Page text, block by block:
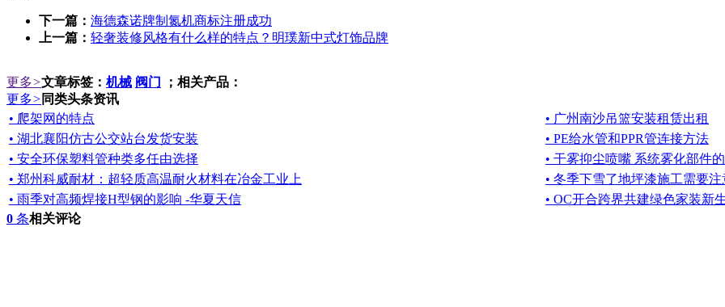
下一篇： 海德森诺牌制氮机商标注册成功
上一篇： 轻奢装修风格有什么样的特点？明璞新中式灯饰品牌
更多>文章标签： 机械 阀门
；相关产品：
更多> 同类头条资讯
• 爬架网的特点
• 广州南沙吊篮安装租赁出租
• 湖北襄阳仿古公交站台发货安装
• PE给水管和PPR管连接方法
• 安全环保塑料管种类多任由选择
• 干雾抑尘喷嘴 系统雾化部件
• 郑州科威耐材：超轻质高温耐火材料在冶金工业上
• 冬季下雪了地坪漆施工需要
• 雨季对高频焊接H型钢的影响 -华夏天信
• OC开合跨界共建绿色家装新
0 条相关评论